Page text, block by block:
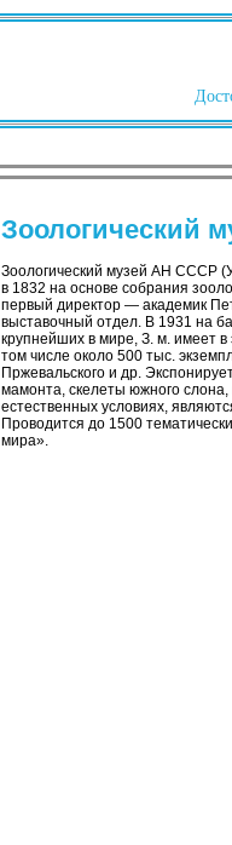
Зоологический
Зоологический музей АН СССР
в 1832 на основе собрания
первый директор — академик
выставочный отдел. В 1931 на
крупнейших в мире, З. м. имеет
том числе около 500 тыс.
Пржевальского и др.
мамонта, скелеты южного
естественных условиях,
Проводится до 1500
мира».